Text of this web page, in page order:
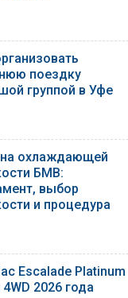
поездку
группой в Уфе
охлаждающей
БМВ:
выбор
и процедура
Escalade Platinum
2026 года